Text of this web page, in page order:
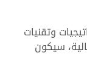
وتقنيات
سيكون